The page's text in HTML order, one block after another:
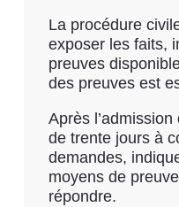
La procédure
exposer les faits,
preuves
des preuves est
Après
de trente jours à
demandes,
moyens de
répondre.